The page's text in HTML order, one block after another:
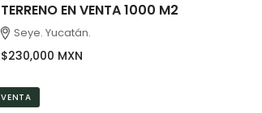
TERRENO EN VENTA 1000 M2
Seye. Yucatán.
$230,000 MXN
VENTA